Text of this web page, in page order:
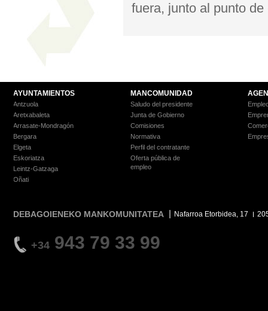
fuera, junto al punto
AYUNTAMIENTOS
Antzuola
Aretxabaleta
Arrasate-Mondragón
Bergara
Elgeta
Eskoriatza
Leintz-Gatzaga
Oñati
MANCOMUNIDAD
Saludo del presidente
Junta de Gobierno
Comisiones
Normativa
Perfil del contratante
Oferta pública de
empleo
DEBAGOIENEKO MANKOMUNITATEA Nafarroa Etorbidea, 17
+34 943 79 33 99